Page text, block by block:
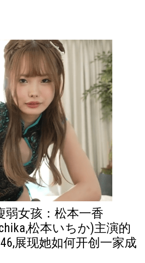
弱女孩：松本一香
松本いちか)主演的
展现她如何开创一家成